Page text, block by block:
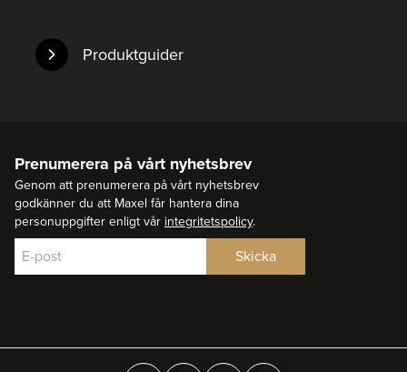
Produktguider
Prenumerera på vårt nyhetsbrev
Genom att prenumerera på vårt nyhetsbrev
godkänner du att Maxel får hantera dina
personuppgifter enligt vår integritetspolicy.